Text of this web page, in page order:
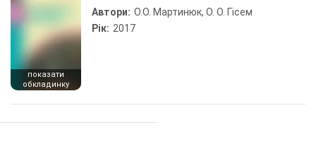
показати
обкладинку
Автори: О.О. Мартинюк, О. О. Гісем
Рік: 2017